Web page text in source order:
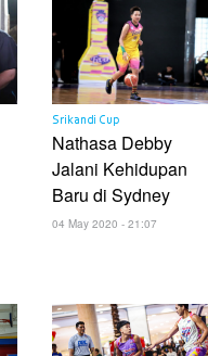
Srikandi Cup
Nathasa Debby
Jalani Kehidupan
Baru di Sydney
04 May 2020 - 21:07